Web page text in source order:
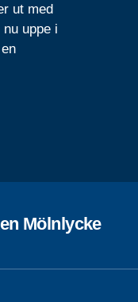
ut med
uppe i
Mölnlycke